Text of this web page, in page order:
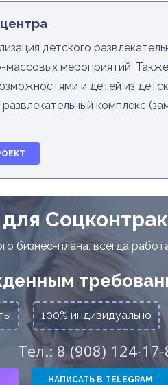
детского
массовых мероприятий.
и детей из
комплекс
бизнес-плана, всегда
100% индивидуально
Тел.: 8 (908) 124-17-
НАПИСАТЬ В TELEGRAM